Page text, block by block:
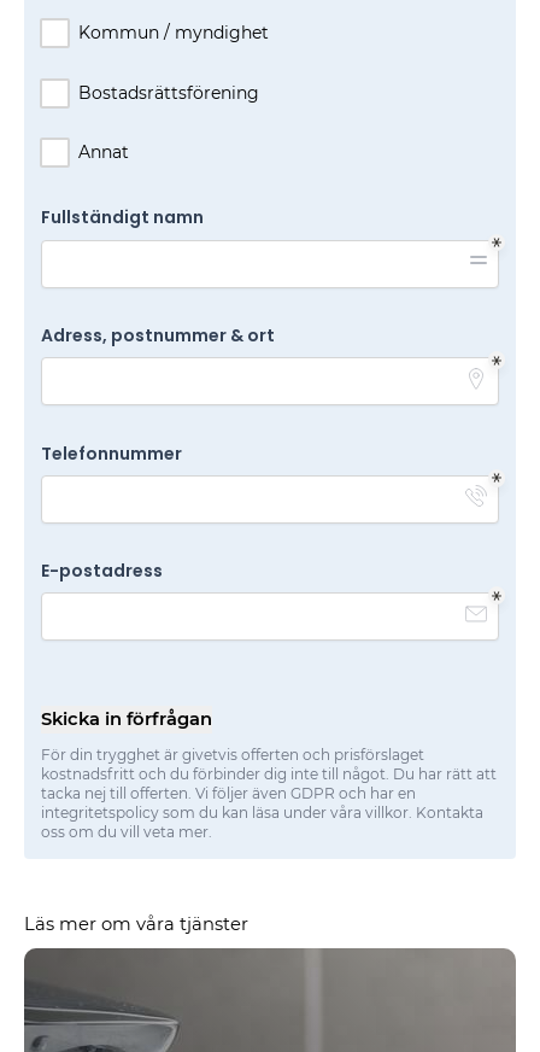
Kommun / myndighet
Bostadsrättsförening
Annat
Fullständigt namn
Adress, postnummer & ort
Telefonnummer
E-postadress
Skicka in förfrågan
För din trygghet är givetvis offerten och prisförslaget
kostnadsfritt och du förbinder dig inte till något. Du har rätt att
tacka nej till offerten. Vi följer även GDPR och har en
integritetspolicy som du kan läsa under våra villkor. Kontakta
oss om du vill veta mer.
Läs mer om våra tjänster